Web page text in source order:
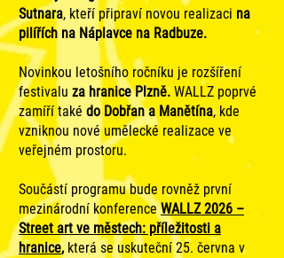
Sutnara, kteří připraví novou realizaci na
pilířích na Náplavce na Radbuze.
Novinkou letošního ročníku je rozšíření
festivalu za hranice Plzně.WALLZ poprvé
zamíří také do Dobřan a Manětína, kde
vzniknou nové umělecké realizace ve
veřejném prostoru.
Součástí programu bude rovněž první
mezinárodní konferenceWALLZ 2026 –
Street art ve městech: příležitosti a
hranice, která se uskuteční 25. června v